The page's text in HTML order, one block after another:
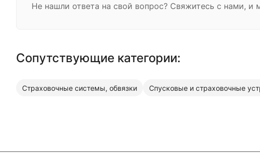
Не нашли ответа на свой вопрос? Свяжитесь с нами,
Сопутствующие категории:
Страховочные системы, обвязки Спусковые и страховочные